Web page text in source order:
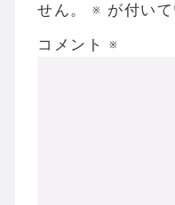
せん。 ※ が付い
コメント ※